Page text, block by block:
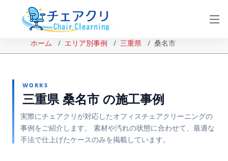
ホーム エリア別事例 三重県 桑名市
WORKS
三重県 桑名市 の施工事例
実際にチェアクリが対応したオフィスチェアクリーニングの
事例をご紹介します。 素材や汚れの状態に合わせて、最適な
手法で仕上げたケースのみを掲載しています。